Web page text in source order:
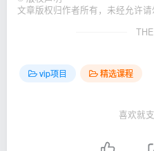
文章版权归作者所有，未经允许请
vip项目 精选课程
喜欢就